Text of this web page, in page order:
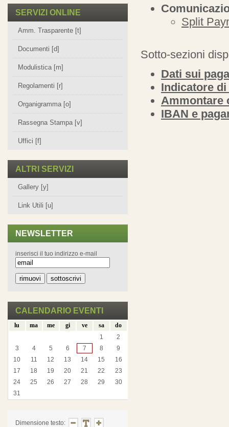
SERVIZI ONLINE
Amm. Trasparente [t]
Documenti [d]
Modulistica [m]
Regolamenti [r]
Organigramma [o]
Rassegna Stampa [v]
Uffici [f]
ALTRI SERVIZI
Gallery [y]
Link Utili [u]
NEWSLETTER
inserisci il tuo indirizzo e-mail
CALENDARIO EVENTI
lu ma me gi ve sa
do
1
2
3
4 5 6 7 8
9
10
11 12 13 14 15
16
17
18 19 20 21 22
23
24
25 26 27 28 29
30
31
Dimensione testo:
Split
Sotto-sezioni
Dati sui
Indicatore
Ammontare
IBAN e